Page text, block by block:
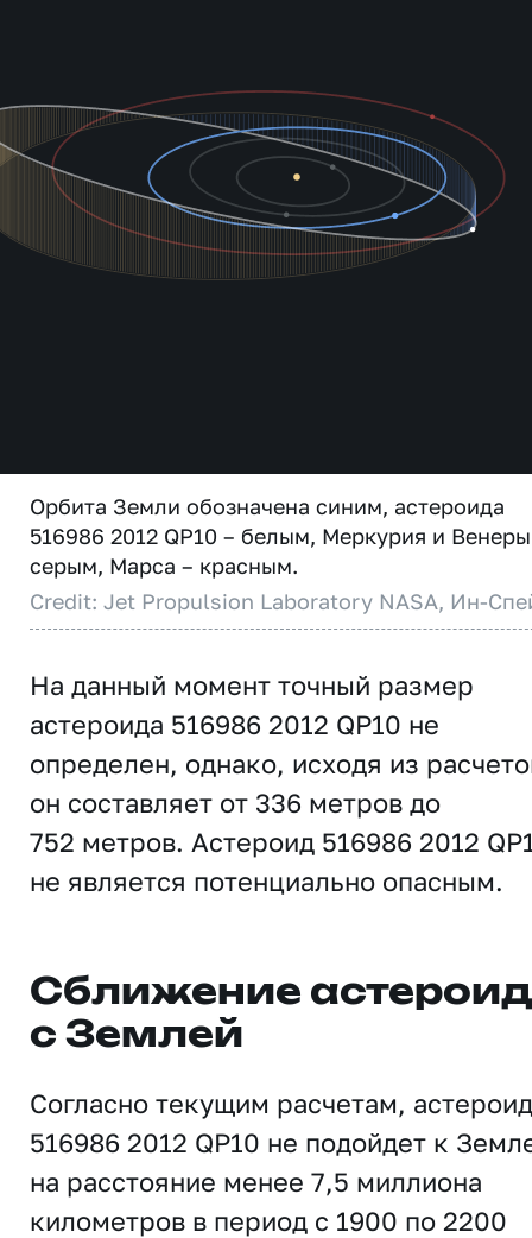
Орбита Земли обозначена синим, астероида
516986 2012 QP10 – белым, Меркурия и
серым, Марса – красным.
Credit: Jet Propulsion Laboratory NASA, Ин-
На данный момент точный размер
астероида 516986 2012 QP10 не
определен, однако, исходя из
он составляет от 336 метров до
752 метров. Астероид 516986 2012
не является потенциально опасным.
Сближение
с Землей
Согласно текущим расчетам, астероид
516986 2012 QP10 не подойдет к
на расстояние менее 7,5 миллиона
километров в период с 1900 по 2200